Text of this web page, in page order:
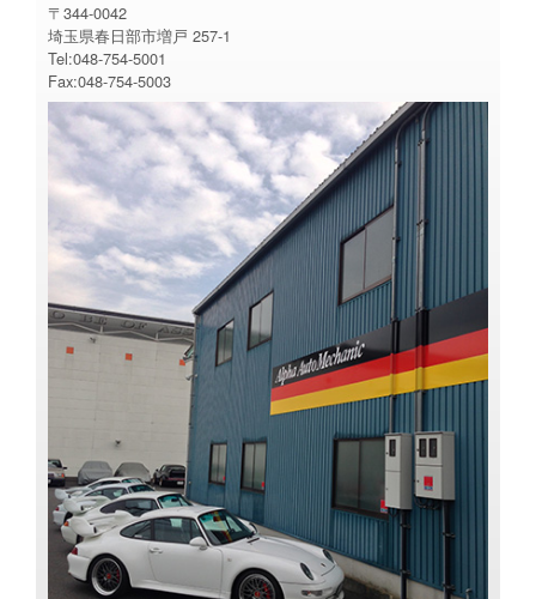
〒344-0042
埼玉県春日部市増戸 257-1
Tel:048-754-5001
Fax:048-754-5003